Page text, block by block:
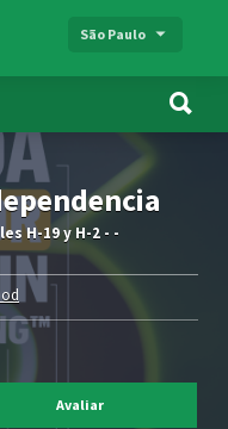
São Paulo
H-19 y H-2 - -
Avaliar